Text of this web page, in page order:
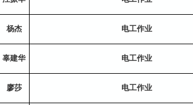
杨杰 电工作业
辜建华 电工作业
廖莎 电工作业